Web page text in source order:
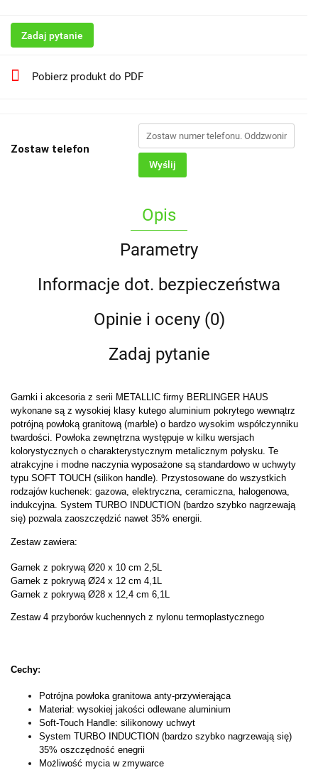
Zadaj pytanie
Pobierz produkt do PDF
Zostaw telefon
Wyślij
Opis
Parametry
Informacje dot. bezpieczeństwa
Opinie i oceny (0)
Zadaj pytanie
Garnki i akcesoria z serii METALLIC firmy BERLINGER HAUS
wykonane są z wysokiej klasy kutego aluminium pokrytego wewnątrz
potrójną powłoką granitową (marble) o bardzo wysokim współczynniku
twardości. Powłoka zewnętrzna występuje w kilku wersjach
kolorystycznych o charakterystycznym metalicznym połysku. Te
atrakcyjne i modne naczynia wyposażone są standardowo w uchwyty
typu SOFT TOUCH (silikon handle). Przystosowane do wszystkich
rodzajów kuchenek: gazowa, elektryczna, ceramiczna, halogenowa,
indukcyjna. System TURBO INDUCTION (bardzo szybko nagrzewają
się) pozwala zaoszczędzić nawet 35% energii.
Zestaw zawiera:
Garnek z pokrywą Ø20 x 10 cm 2,5L
Garnek z pokrywą Ø24 x 12 cm 4,1L
Garnek z pokrywą Ø28 x 12,4 cm 6,1L
Zestaw 4 przyborów kuchennych z nylonu termoplastycznego
Cechy:
Potrójna powłoka granitowa anty-przywierająca
Materiał: wysokiej jakości odlewane aluminium
Soft-Touch Handle: silikonowy uchwyt
System­ TU­RB­O­ I­NDU­CTI­O­N (b­ardz­o­ sz­yb­k­o­ nagrz­ewają si­ę)
35% o­sz­cz­ędno­ść enegri­i­
Możliwość mycia w zmywarce